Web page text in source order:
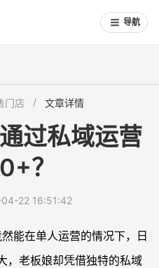
导航
客户
场地限制
店拥有无限可能
门店 文章详情
过私域运营
？
22 16:51:42
能在单人运营的情况下，日
，老板娘却凭借独特的私域